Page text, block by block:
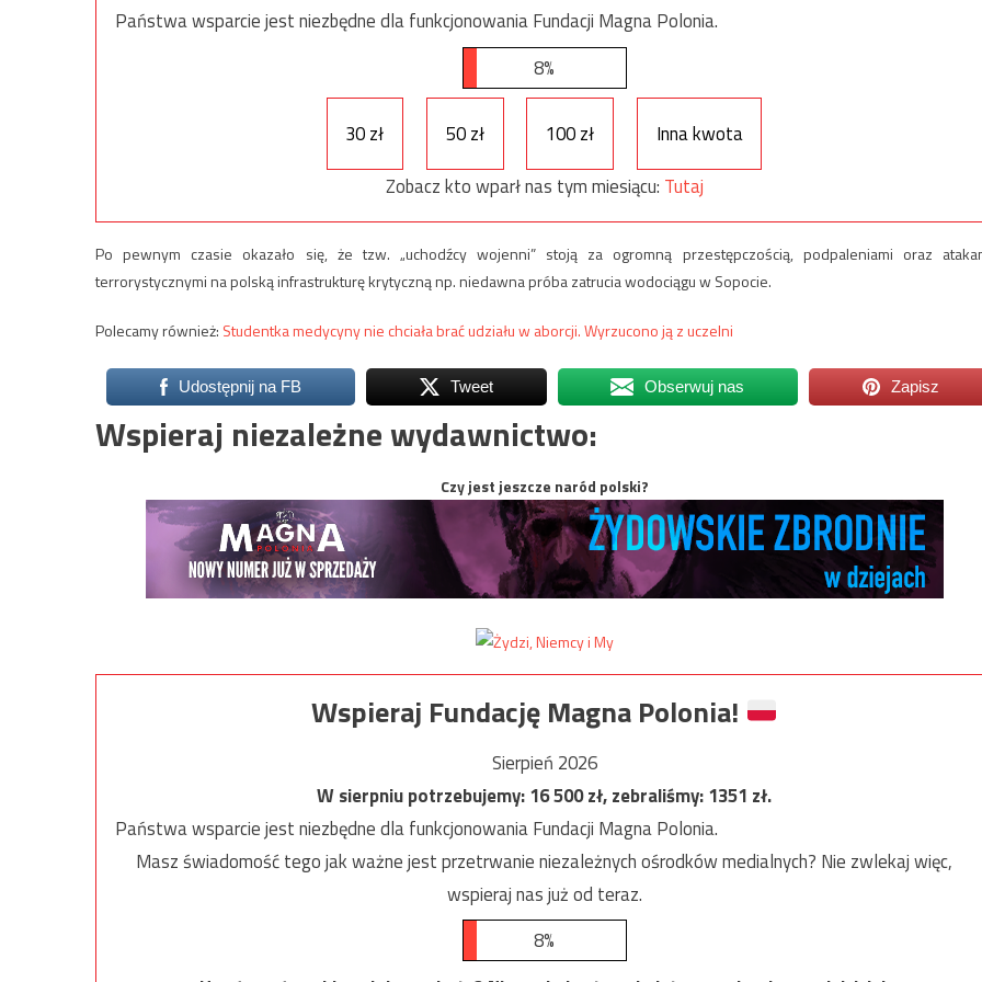
Państwa wsparcie jest niezbędne dla funkcjonowania Fundacji Magna Polonia.
8%
30 zł 50 zł 100 zł
Inna kwota
Zobacz kto wparł nas tym miesiącu: Tutaj
Po pewnym czasie okazało się, że tzw. „uchodźcy wojenni” stoją za ogromną przestępczością, podpaleniami oraz
terrorystycznymi na polską infrastrukturę krytyczną np. niedawna próba zatrucia wodociągu w Sopocie.
Polecamy również: Studentka medycyny nie chciała brać udziału w aborcji. Wyrzucono ją z uczelni
Udostępnij na FB Tweet Obserwuj nas Zapisz
Wspieraj niezależne wydawnictwo:
Czy jest jeszcze naród polski?
Wspieraj Fundację Magna Polonia!
Sierpień 2026
W sierpniu potrzebujemy:16 500zł, zebraliśmy:1351 zł.
Państwa wsparcie jest niezbędne dla funkcjonowania Fundacji Magna Polonia.
Masz świadomość tego jak ważne jest przetrwanie niezależnych ośrodków medialnych? Nie zwlekaj więc,
wspieraj nas już od teraz.
8%